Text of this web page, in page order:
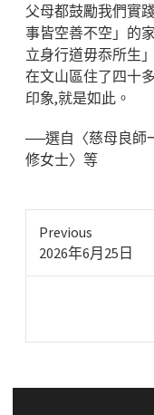
父母都鼓勵我們實
事皆空善不空」的
立身行道毋忝所生
在文山區住了四十
印象,就是如此。
──選自〈慈母良師
修女士〉等
Previous
Previous
2026年6月25日